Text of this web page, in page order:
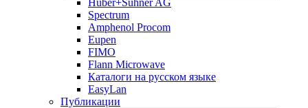
Huber+Suhner AG
Spectrum
Amphenol Procom
Eupen
FIMO
Flann Microwave
Каталоги на русском языке
EasyLan
Публикации